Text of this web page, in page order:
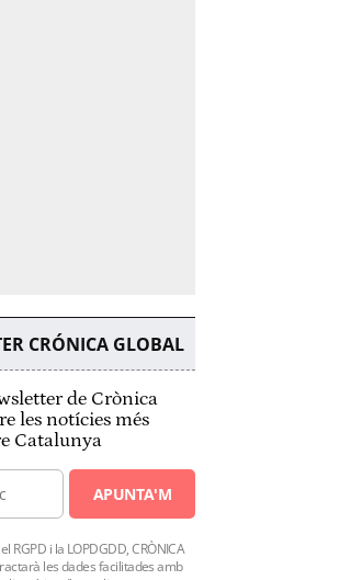
CRÓNICA GLOBAL
de Crònica
les notícies més
Catalunya
APUNTA'M
RGPD i la LOPDGDD, CRÒNICA
les dades facilitades amb